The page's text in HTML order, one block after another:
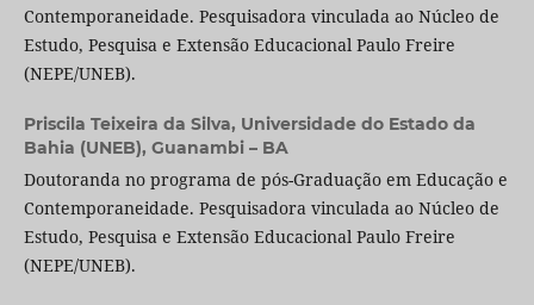
Contemporaneidade. Pesquisadora vinculada ao Núcleo de
Estudo, Pesquisa e Extensão Educacional Paulo Freire
(NEPE/UNEB).
Priscila Teixeira da Silva, Universidade do Estado da
Bahia (UNEB), Guanambi – BA
Doutoranda no programa de pós-Graduação em Educação e
Contemporaneidade. Pesquisadora vinculada ao Núcleo de
Estudo, Pesquisa e Extensão Educacional Paulo Freire
(NEPE/UNEB).